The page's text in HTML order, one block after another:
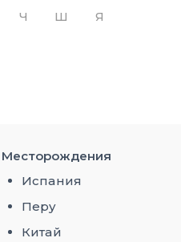
Ч Ш Я
Месторождения
Испания
Перу
Китай